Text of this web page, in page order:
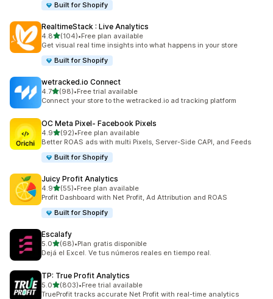
Built for Shopify
RealtimeStack : Live Analytics
4.8滿分 5 顆星
(104)
共有 104 則評價
•Free plan available
Get visual real time insights into what happens in your store
Built for Shopify
wetracked.io Connect
4.7滿分 5 顆星
(98)
共有 98 則評價
•Free trial available
Connect your store to the wetracked.io ad tracking platform
OC Meta Pixel‑ Facebook Pixels
4.9滿分 5 顆星
(92)
共有 92 則評價
•Free plan available
Better ROAS ads with multi Pixels, Server-Side CAPI, and Feeds
Built for Shopify
Juicy Profit Analytics
4.9滿分 5 顆星
(55)
共有 55 則評價
•Free plan available
Profit Dashboard with Net Profit, Ad Attribution and ROAS
Built for Shopify
Escalafy
5.0滿分 5 顆星
(68)
共有 68 則評價
•Plan gratis disponible
Dejá el Excel. Ve tus números reales en tiempo real.
TP: True Profit Analytics
5.0滿分 5 顆星
(803)
共有 803 則評價
•Free trial available
TrueProfit tracks accurate Net Profit with real-time analytics